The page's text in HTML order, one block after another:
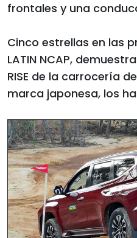
frontales y una
Cinco estrellas en las
LATIN NCAP,
RISE de la carrocería
marca japonesa, los